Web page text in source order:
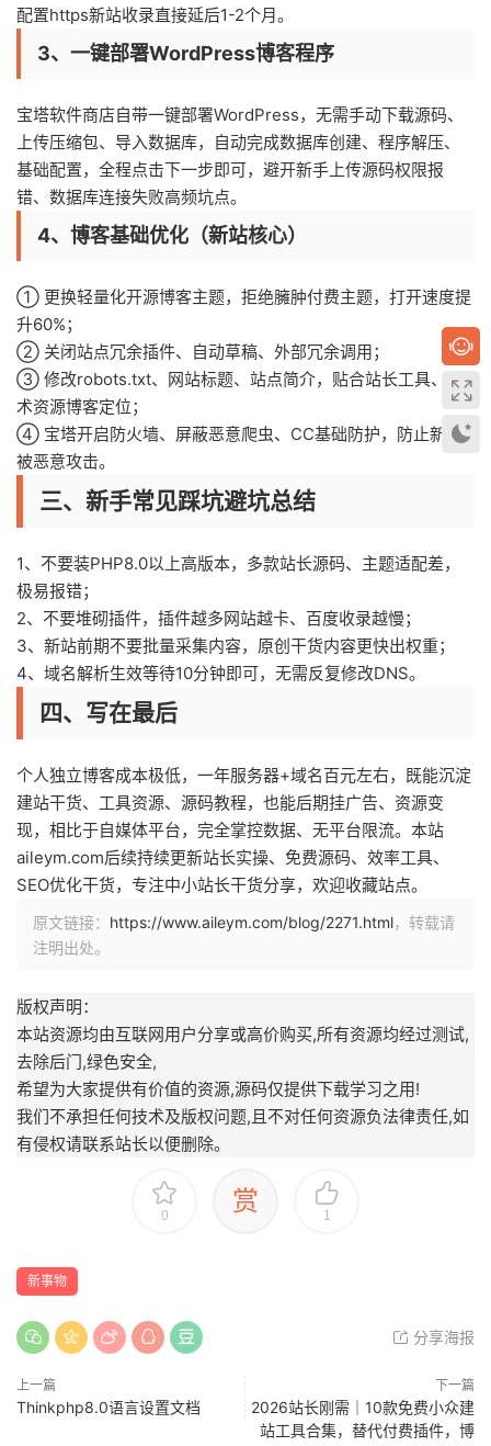
配置https新站收录直接延后1-2个月。
3、一键部署WordPress博客程序
宝塔软件商店自带一键部署WordPress，无需手动下载源码、
上传压缩包、导入数据库，自动完成数据库创建、程序解压、
基础配置，全程点击下一步即可，避开新手上传源码权限报
错、数据库连接失败高频坑点。
4、博客基础优化（新站核心）
① 更换轻量化开源博客主题，拒绝臃肿付费主题，打开速度提
升60%；
② 关闭站点冗余插件、自动草稿、外部冗余调用；
③ 修改robots.txt、网站标题、站点简介，贴合站长工具、技
术资源博客定位；
④ 宝塔开启防火墙、屏蔽恶意爬虫、CC基础防护，防止新站
被恶意攻击。
三、新手常见踩坑避坑总结
1、不要装PHP8.0以上高版本，多款站长源码、主题适配差，
极易报错；
2、不要堆砌插件，插件越多网站越卡、百度收录越慢；
3、新站前期不要批量采集内容，原创干货内容更快出权重；
4、域名解析生效等待10分钟即可，无需反复修改DNS。
四、写在最后
个人独立博客成本极低，一年服务器+域名百元左右，既能沉淀
建站干货、工具资源、源码教程，也能后期挂广告、资源变
现，相比于自媒体平台，完全掌控数据、无平台限流。本站
aileym.com后续持续更新站长实操、免费源码、效率工具、
SEO优化干货，专注中小站长干货分享，欢迎收藏站点。
原文链接： https://www.aileym.com/blog/2271.html，转载请
注明出处。
版权声明：
本站资源均由互联网用户分享或高价购买,所有资源均经过测试,
去除后门,绿色安全,
希望为大家提供有价值的资源,源码仅提供下载学习之用!
我们不承担任何技术及版权问题,且不对任何资源负法律责任,如
有侵权请联系站长以便删除。
0 赏 1
新事物
分享海报
上一篇
Thinkphp8.0语言设置文档
下一篇
2026站长刚需｜10款免费小众建
站工具合集，替代付费插件，博